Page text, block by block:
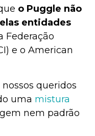
o Puggle não
entidades
Federação
e o American
queridos
uma mistura
nem padrão